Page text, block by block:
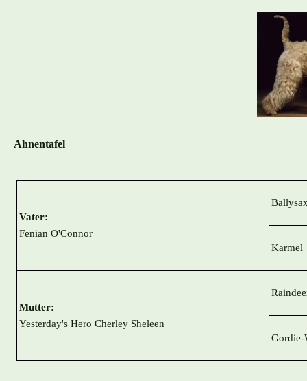
Ahnentafel
Vater:
Fenian O'Connor
Karmel
Mutter:
Yesterday's Hero Cherley Sheleen
Gordie-